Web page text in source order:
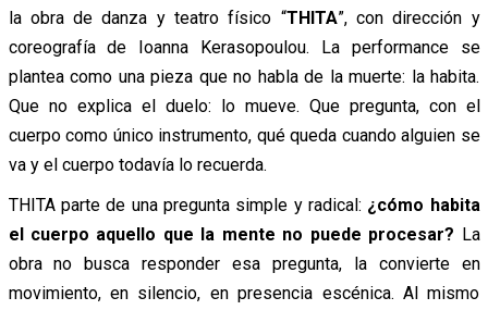
la obra de danza y teatro físico “THITA”, con dirección y
coreografía de Ioanna Kerasopoulou. La performance se
plantea como una pieza que no habla de la muerte: la habita.
Que no explica el duelo: lo mueve. Que pregunta, con el
cuerpo como único instrumento, qué queda cuando alguien se
va y el cuerpo todavía lo recuerda.
THITA parte de una pregunta simple y radical: ¿cómo habita
el cuerpo aquello que la mente no puede procesar? La
obra no busca responder esa pregunta, la convierte en
movimiento, en silencio, en presencia escénica. Al mismo